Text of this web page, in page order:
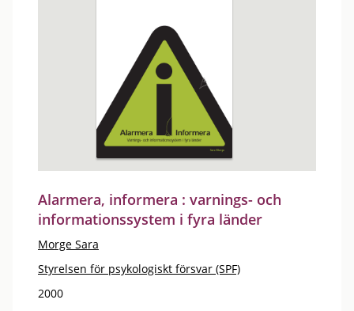
Alarmera, informera : varnings- och
informationssystem i fyra länder
Morge Sara
Styrelsen för psykologiskt försvar (SPF)
2000